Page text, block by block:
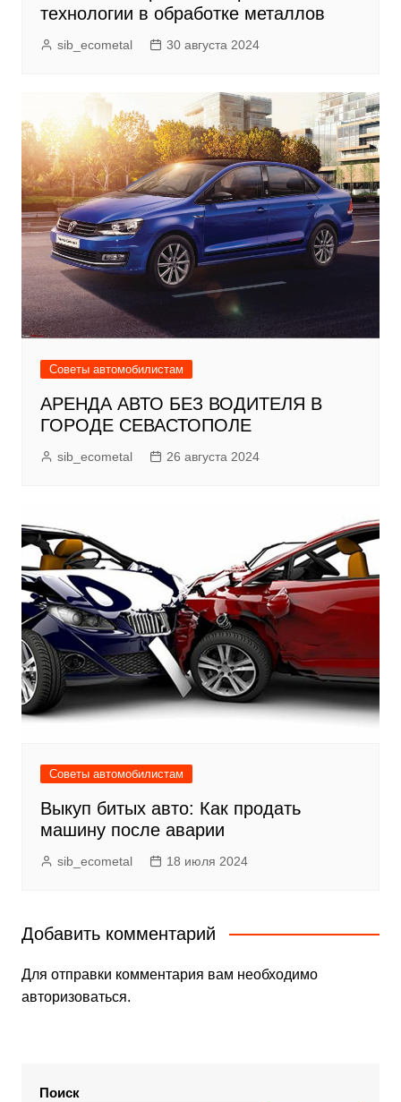
технологии в обработке металлов
sib_ecometal 30 августа 2024
Советы автомобилистам
АРЕНДА АВТО БЕЗ ВОДИТЕЛЯ В
ГОРОДЕ СЕВАСТОПОЛЕ
sib_ecometal 26 августа 2024
Советы автомобилистам
Выкуп битых авто: Как продать
машину после аварии
sib_ecometal 18 июля 2024
Добавить комментарий
Для отправки комментария вам необходимо
авторизоваться.
Поиск